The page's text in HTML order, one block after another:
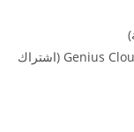
+ النسخ الاحتياطي والمزامنة متعددة الأجهزة مع Genius Cloud (اشتراك